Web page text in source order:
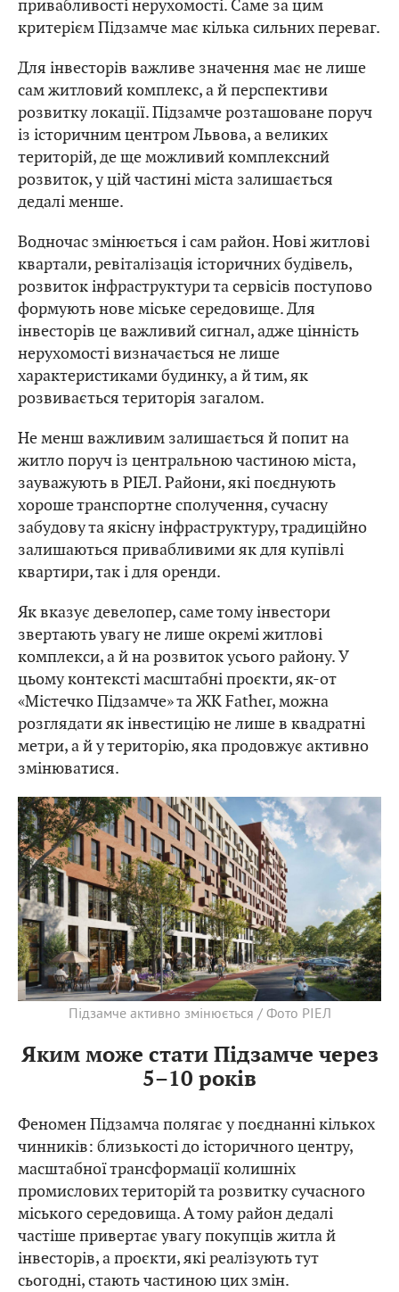
привабливості нерухомості. Саме за цим
критерієм Підзамче має кілька сильних переваг.
Для інвесторів важливе значення має не лише
сам житловий комплекс, а й перспективи
розвитку локації. Підзамче розташоване поруч
із історичним центром Львова, а великих
територій, де ще можливий комплексний
розвиток, у цій частині міста залишається
дедалі менше.
Водночас змінюється і сам район. Нові житлові
квартали, ревіталізація історичних будівель,
розвиток інфраструктури та сервісів поступово
формують нове міське середовище. Для
інвесторів це важливий сигнал, адже цінність
нерухомості визначається не лише
характеристиками будинку, а й тим, як
розвивається територія загалом.
Не менш важливим залишається й попит на
житло поруч із центральною частиною міста,
зауважують в РІЕЛ. Райони, які поєднують
хороше транспортне сполучення, сучасну
забудову та якісну інфраструктуру, традиційно
залишаються привабливими як для купівлі
квартири, так і для оренди.
Як вказує девелопер, саме тому інвестори
звертають увагу не лише окремі житлові
комплекси, а й на розвиток усього району. У
цьому контексті масштабні проєкти, як-от
«Містечко Підзамче» та ЖК Father, можна
розглядати як інвестицію не лише в квадратні
метри, а й у територію, яка продовжує активно
змінюватися.
Підзамче активно змінюється / Фото РІЕЛ
Яким може стати Підзамче через
5–10 років
Феномен Підзамча полягає у поєднанні кількох
чинників: близькості до історичного центру,
масштабної трансформації колишніх
промислових територій та розвитку сучасного
міського середовища. А тому район дедалі
частіше привертає увагу покупців житла й
інвесторів, а проєкти, які реалізують тут
сьогодні, стають частиною цих змін.